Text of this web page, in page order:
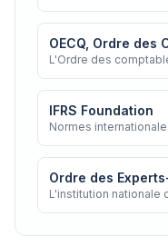
OECQ, Ordre des
L'Ordre des
IFRS Foundation
Normes
Ordre des
L'institution nationale